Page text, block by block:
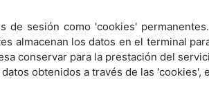
de sesión como 'cookies'
almacenan los datos en el terminal
conservar para la prestación del
obtenidos a través de las 'cookies',